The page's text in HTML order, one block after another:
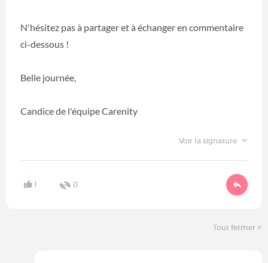
N'hésitez pas à partager et à échanger en commentaire
ci-dessous !
Belle journée,
Candice de l'équipe Carenity
Voir la signature
1 0
Tout fermer